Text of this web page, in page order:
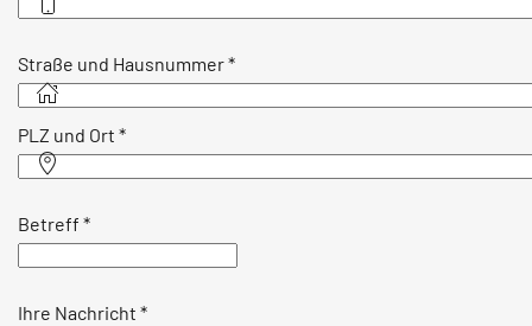
Straße und Hausnummer*
PLZ und Ort *
Betreff *
Ihre Nachricht *